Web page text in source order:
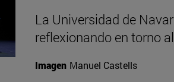
La Universidad de
reflexionando en torno
Imagen Manuel Castells